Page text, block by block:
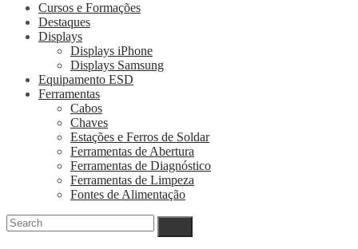
Cursos e Formações
Destaques
Displays
Displays iPhone
Displays Samsung
Equipamento ESD
Ferramentas
Cabos
Chaves
Estações e Ferros de Soldar
Ferramentas de Abertura
Ferramentas de Diagnóstico
Ferramentas de Limpeza
Fontes de Alimentação